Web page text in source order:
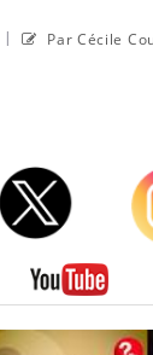
| Par Cécile